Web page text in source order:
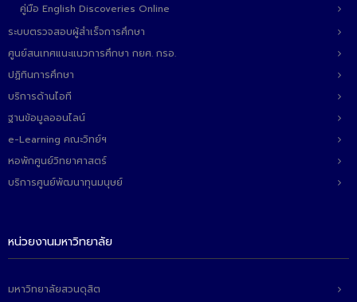
- ผลงาน/รางวัล
- SDU Zero Waste
ติดต่อเรา
คู่มือ English Discoveries Online
ระบบตรวจสอบผู้สำเร็จการศึกษา
ศูนย์สนเทศแนะแนวการศึกษา กยศ. กรอ.
ปฏิทินการศึกษา
บริการด้านไอที
ฐานข้อมูลออนไลน์
e-Learning คณะวิทย์ฯ
หอพักศูนย์วิทยาศาสตร์
บริการศูนย์พัฒนาทุนมนุษย์
หน่วยงานมหาวิทยาลัย
มหาวิทยาลัยสวนดุสิต